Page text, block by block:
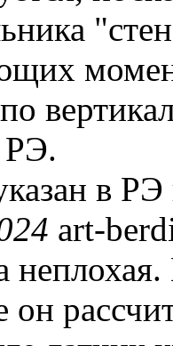
РЭ.
в РЭ
art-
он